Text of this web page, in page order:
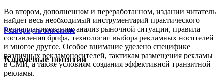
Во втором, дополненном и переработанном, издании читатель
найдет весь необходимый инструментарий практического
медиапланирования: анализ рыночной ситуации, правила
составления брифа, технологии выбора рекламных носителей
и многое другое. Особое внимание уделено специфике
различных рекламоносителей, тактикам размещения рекламы
в СМИ, а также условиям создания эффективной транзитной
рекламы.
Развернуть описание
Ключевые понятия